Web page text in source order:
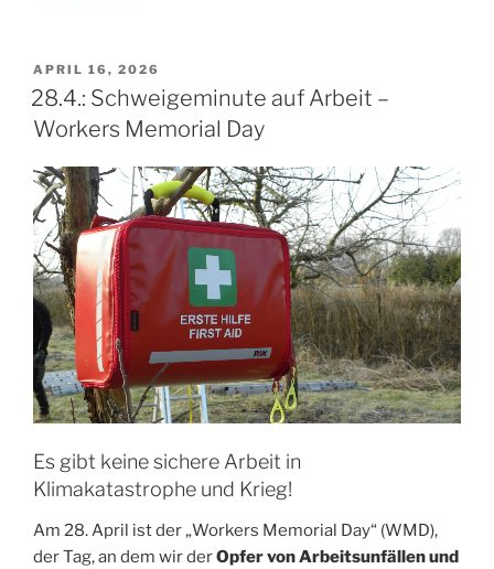
Grausamer,
vierfacher
Mord
Landarbeiter:innen
in
Italien“
VERÖFFENTLICHT
AM
APRIL 16, 2026
28.4.: Schweigeminute auf Arbeit –
Workers Memorial Day
Es gibt keine sichere Arbeit in
Klimakatastrophe und Krieg!
Am 28. April ist der „Workers Memorial Day“ (WMD),
der Tag, an dem wir derOpfer von Arbeitsunfällen und